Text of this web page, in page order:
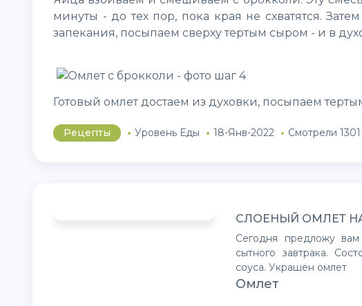
минуты - до тех пор, пока края не схватятся.
запекания, посыпаем сверху тертым сыром - и в
Готовый омлет достаем из духовки, посыпаем
Рецепты Уровень Еды 18-Янв-2022 Смотрели 1301
СЛОЕНЫЙ ОМЛЕТ
Сегодня предложу вам отличный вариант вкуснейшего и очень
сытного завтрака.
соуса. Украшен омлет
Омлет